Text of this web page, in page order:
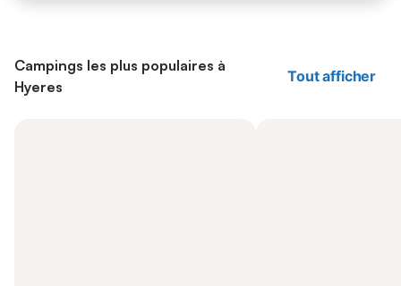
Campings les plus populaires à
Hyeres
Tout afficher